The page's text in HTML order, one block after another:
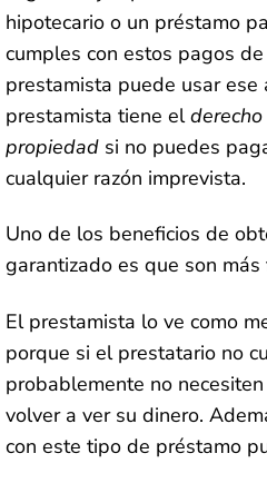
hipotecario o un préstamo
cumples con estos pagos
prestamista puede usar ese
prestamista tiene el
propiedad si no puedes
cualquier razón imprevista.
Uno de los beneficios de
garantizado es que son
El prestamista lo ve como
porque si el prestatario no
probablemente no
volver a ver su dinero.
con este tipo de préstamo